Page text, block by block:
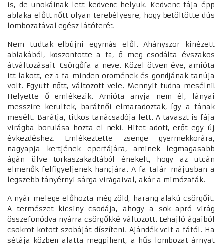
is, de unokáinak lett kedvenc helyük. Kedvenc fája épp
ablaka előtt nőtt olyan terebélyesre, hogy betöltötte dús
lombozatával egész látóterét.
Nem tudtak elbújni egymás elől. Ahányszor kinézett
ablakából, köszöntötte a fa, ő meg csodálta évszakos
átváltozásait. Csörgőfa a neve. Közel ötven éve, amióta
itt lakott, ez a fa minden örömének és gondjának tanúja
volt. Együtt nőtt, változott vele. Mennyit tudna mesélni!
Helyette ő emlékezik. Amióta anyja nem él, lányai
messzire kerültek, barátnői elmaradoztak, így a fának
mesélt. Barátja, titkos tanácsadója lett. A tavaszt is fája
virágba borulása hozta el neki. Hitet adott, erőt egy új
évkezdéshez. Emlékeztette zsenge gyermekkorára,
nagyapja kertjének eperfájára, aminek legmagasabb
ágán ülve torkaszakadtából énekelt, hogy az utcán
elmenők felfigyeljenek hangjára. A fa talán májusban a
legszebb tányérnyi sárga virágaival, akár a mimózafák.
A nyár melege előhozta még zöld, harang alakú csörgőit.
A természet kicsiny csodája, ahogy a sok apró virág
összefonódva nyárra csörgőkké változott. Lehajló ágaiból
csokrot kötött szobáját díszíteni. Ajándék volt a fától. Ha
sétája közben alatta megpihent, a hűs lombozat árnyat